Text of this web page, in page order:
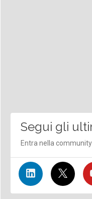
Segui gli
Entra nella community